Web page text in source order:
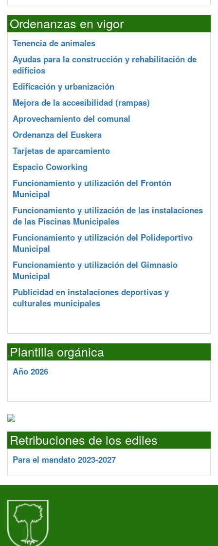
Ordenanzas en vigor
Tenencia de animales
Ayudas para la construcción y rehabilitación de
edificios
Edificación y urbanización
Mejora de la accesibilidad (rampas)
Aprovechamiento del comunal
Ordenanza del Euskera
Tarjetas de aparcamiento
Espacio Coworking
Funcionamiento y utilización del Frontón
Municipal
Funcionamiento y utilización de las instalaciones
de las Piscinas Municipales
Funcionamiento y utilización del Polideportivo
Municipal
Funcionamiento y utilización del Gimnasio
Municipal
Publicidad en instalaciones deportivas y
culturales municipales
Plantilla orgánica
Año 2026
Retribuciones de los ediles
Para el mandato 2023-2027